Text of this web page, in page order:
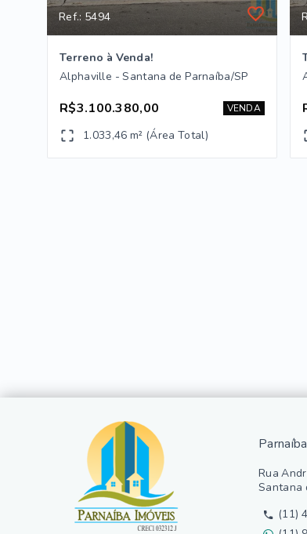
Ref.: 5494
Terreno à Venda!
Alphaville - Santana de Parnaíba/SP
R$3.100.380,00 VENDA
1.033,46 m² (Área Total)
Rua
Santana
(11)